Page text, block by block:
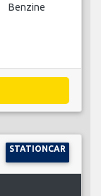
Benzine
STATIONCAR